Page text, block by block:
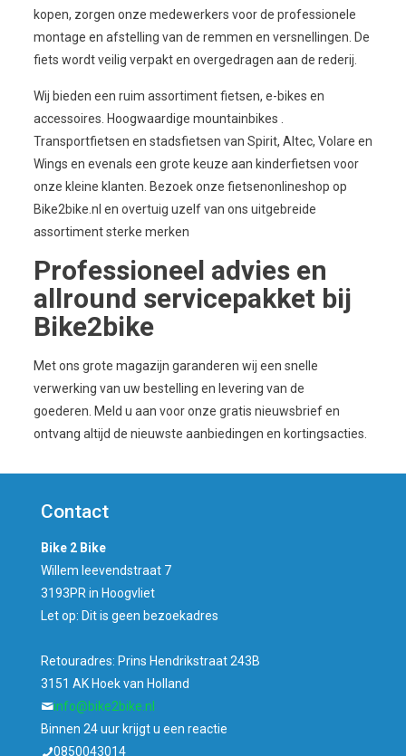
kopen, zorgen onze medewerkers voor de professionele
montage en afstelling van de remmen en versnellingen. De
fiets wordt veilig verpakt en overgedragen aan de rederij.
Wij bieden een ruim assortiment fietsen, e-bikes en
accessoires. Hoogwaardige mountainbikes .
Transportfietsen en stadsfietsen van Spirit, Altec, Volare en
Wings en evenals een grote keuze aan kinderfietsen voor
onze kleine klanten. Bezoek onze fietsenonlineshop op
Bike2bike.nl en overtuig uzelf van ons uitgebreide
assortiment sterke merken
Professioneel advies en
allround servicepakket bij
Bike2bike
Met ons grote magazijn garanderen wij een snelle
verwerking van uw bestelling en levering van de
goederen. Meld u aan voor onze gratis nieuwsbrief en
ontvang altijd de nieuwste aanbiedingen en kortingsacties.
moderne videoslots, houdt me urenlang bezig. Ik vind het
Contact
Bike 2 Bike
Willem leevendstraat 7
3193PR in Hoogvliet
Let op: Dit is geen bezoekadres
Retouradres: Prins Hendrikstraat 243B
3151 AK Hoek van Holland
info@bike2bike.nl
Binnen 24 uur krijgt u een reactie
0850043014